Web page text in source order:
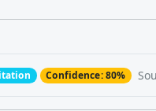
Confidence: 80%